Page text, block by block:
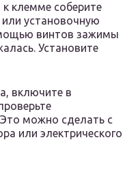
клемме соберите
или установочную
винтов зажимы
Установите
включите в
можно сделать с
или электрического